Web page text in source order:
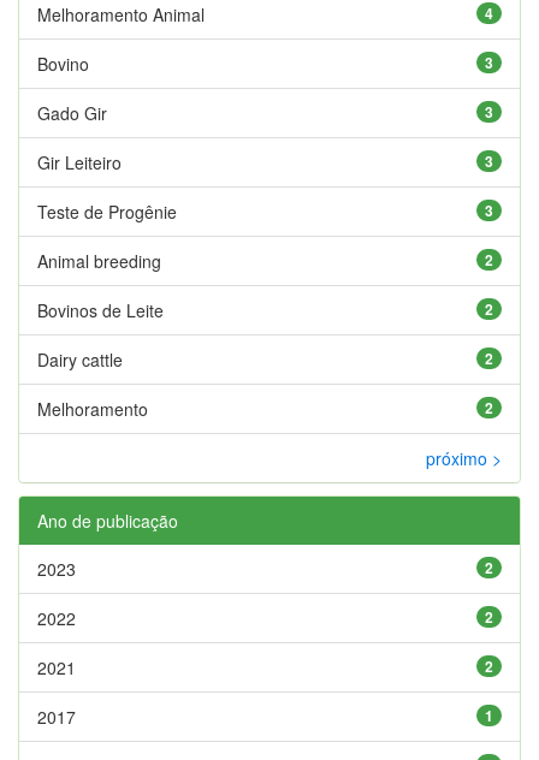
4
Melhoramento Animal
3
Bovino
3
Gado Gir
3
Gir Leiteiro
3
Teste de Progênie
2
Animal breeding
2
Bovinos de Leite
2
Dairy cattle
2
Melhoramento
próximo >
Ano de publicação
2
2023
2
2022
2
2021
1
2017